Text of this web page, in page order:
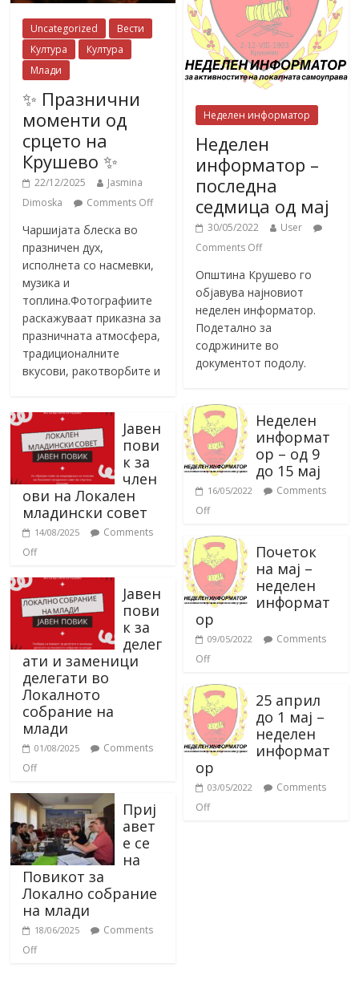
Uncategorized
Вести
Култура
Култура
Млади
✨ Празнични
моменти од
срцето на
Крушево ✨
22/12/2025
Jasmina
Dimoska
Comments Off
Чаршијата блеска во
празничен дух,
исполнета со насмевки,
музика и
топлина.Фотографиите
раскажуваат приказна за
празничната атмосфера,
традиционалните
вкусови, ракотворбите и
Јавен
пови
к за
член
ови на Локален
младински совет
14/08/2025
Comments
Off
Јавен
пови
к за
делег
ати и заменици
делегати во
Локалното
собрание на
млади
01/08/2025
Comments
Off
Приј
авет
е се
на
Повикот за
Локално собрание
на млади
18/06/2025
Comments
Off
Неделен информатор
Неделен
информатор –
последна
седмица од мај
30/05/2022
User
Comments Off
Општина Крушево го
објавува најновиот
неделен информатор.
Подетално за
содржините во
документот подолу.
Неделен
информат
ор – од 9
до 15 мај
16/05/2022
Comments
Off
Почеток
на мај –
неделен
информат
ор
09/05/2022
Comments
Off
25 април
до 1 мај –
неделен
информат
ор
03/05/2022
Comments
Off